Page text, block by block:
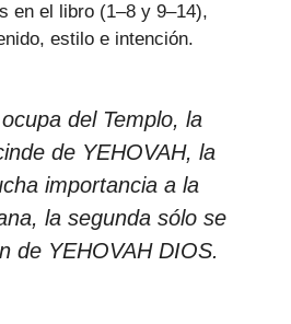
en el libro (1–8 y 9–14),
estilo e intención.
del Templo, la
de YEHOVAH, la
importancia a la
la segunda sólo se
de YEHOVAH DIOS.